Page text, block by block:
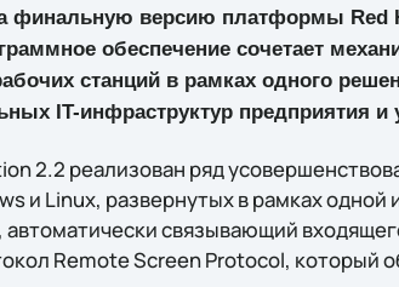
финальную версию платформы Red
обеспечение сочетает
станций в рамках одного
IT-инфраструктур предприятия и
2.2 реализован ряд
и Linux, развернутых в рамках одной
связывающий
Remote Screen Protocol, который